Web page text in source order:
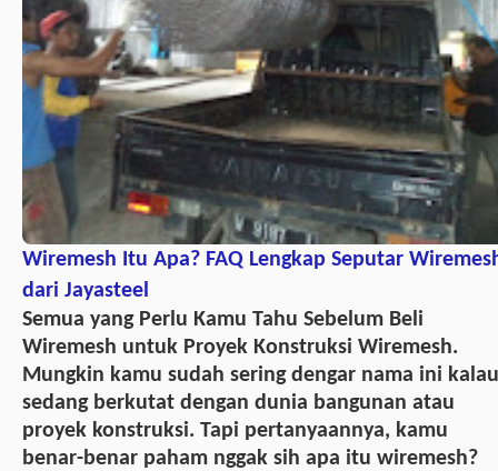
Wiremesh Itu Apa? FAQ Lengkap Seputar
dari Jayasteel
Semua yang Perlu Kamu Tahu Sebelum Beli
Wiremesh untuk Proyek Konstruksi Wiremesh.
Mungkin kamu sudah sering dengar nama ini kalau
sedang berkutat dengan dunia bangunan atau
proyek konstruksi. Tapi pertanyaannya, kamu
benar-benar paham nggak sih apa itu wiremesh?